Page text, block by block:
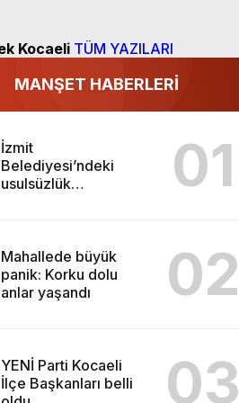
Kocaeli TÜM YAZILARI
MANŞET HABERLERİ
İzmit
Belediyesi’ndeki
usulsüzlük
01
Mahallede büyük
panik: Korku dolu
anlar yaşandı
02
YENİ Parti Kocaeli
İlçe Başkanları belli
03